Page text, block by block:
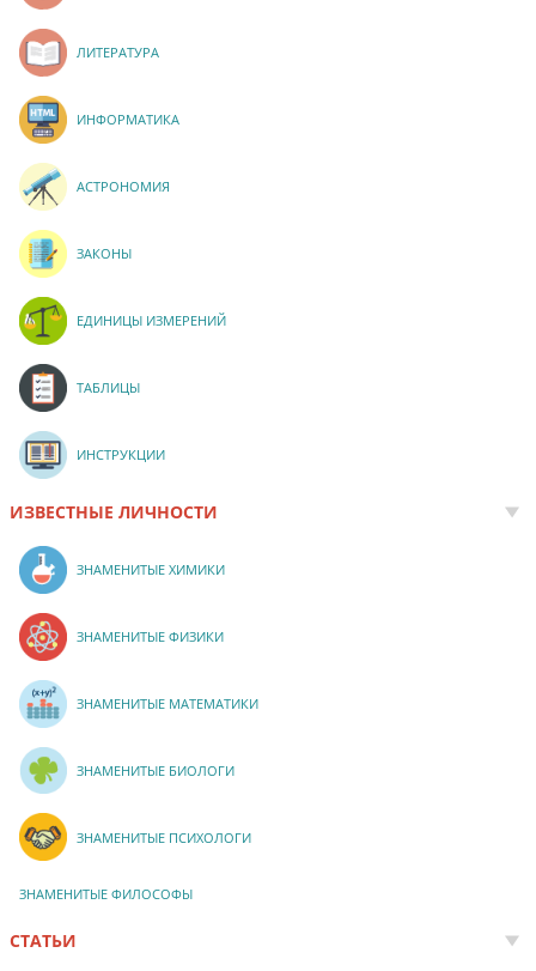
ЛИТЕРАТУРА
ИНФОРМАТИКА
АСТРОНОМИЯ
ЗАКОНЫ
ЕДИНИЦЫ ИЗМЕРЕНИЙ
ТАБЛИЦЫ
ИНСТРУКЦИИ
ИЗВЕСТНЫЕ ЛИЧНОСТИ
ЗНАМЕНИТЫЕ ХИМИКИ
ЗНАМЕНИТЫЕ ФИЗИКИ
ЗНАМЕНИТЫЕ МАТЕМАТИКИ
ЗНАМЕНИТЫЕ БИОЛОГИ
ЗНАМЕНИТЫЕ ПСИХОЛОГИ
ЗНАМЕНИТЫЕ ФИЛОСОФЫ
СТАТЬИ